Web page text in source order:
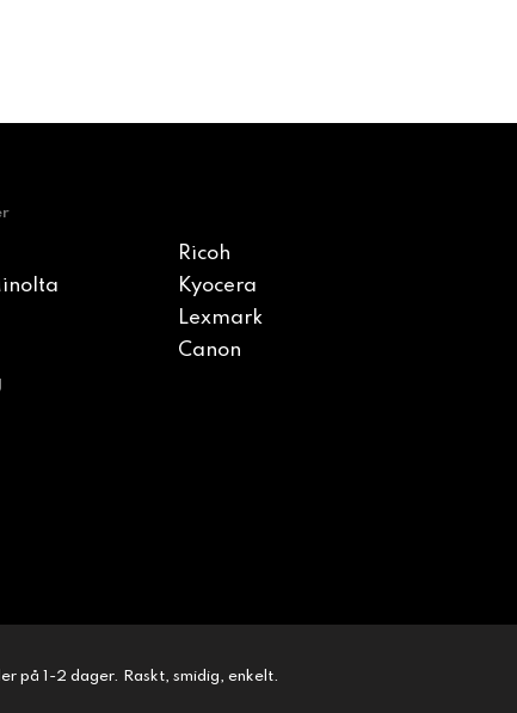
Ricoh
Kyocera
Lexmark
Canon
på 1-2 dager. Raskt, smidig, enkelt.